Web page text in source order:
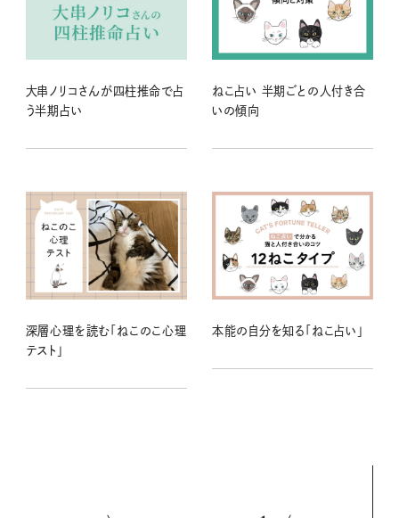
大串ノリコさんが四柱推命で占
う半期占い
ねこ占い 半期ごとの人付き合
いの傾向
深層心理を読む「ねこのこ心理
テスト」
本能の自分を知る「ねこ占い」